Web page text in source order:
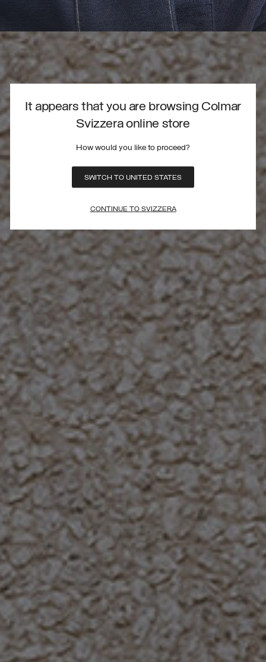
It appears that you are browsing Colmar
Svizzera online store
How would you like to proceed?
SWITCH TO UNITED STATES
CONTINUE TO SVIZZERA